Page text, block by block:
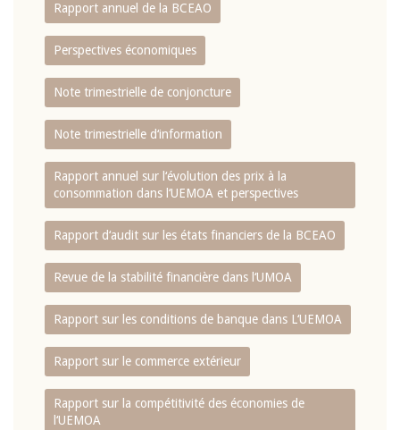
Rapport annuel de la BCEAO
Perspectives économiques
Note trimestrielle de conjoncture
Note trimestrielle d‘information
Rapport annuel sur l‘évolution des prix à la
consommation dans l‘UEMOA et perspectives
Rapport d‘audit sur les états financiers de la BCEAO
Revue de la stabilité financière dans l‘UMOA
Rapport sur les conditions de banque dans L‘UEMOA
Rapport sur le commerce extérieur
Rapport sur la compétitivité des économies de
l‘UEMOA